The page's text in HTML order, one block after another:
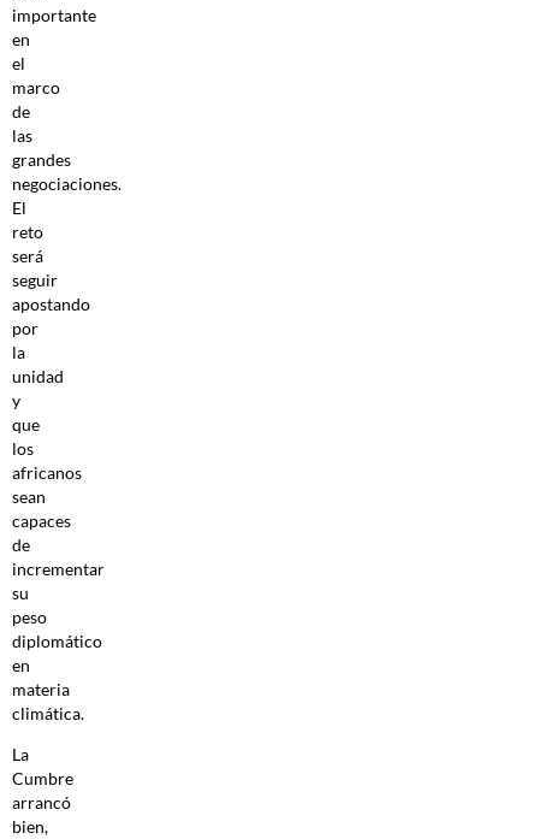
importante
en
el
marco
de
las
grandes
negociaciones.
El
reto
será
seguir
apostando
por
la
unidad
y
que
los
africanos
sean
capaces
de
incrementar
su
peso
diplomático
en
materia
climática.
La
Cumbre
arrancó
bien,